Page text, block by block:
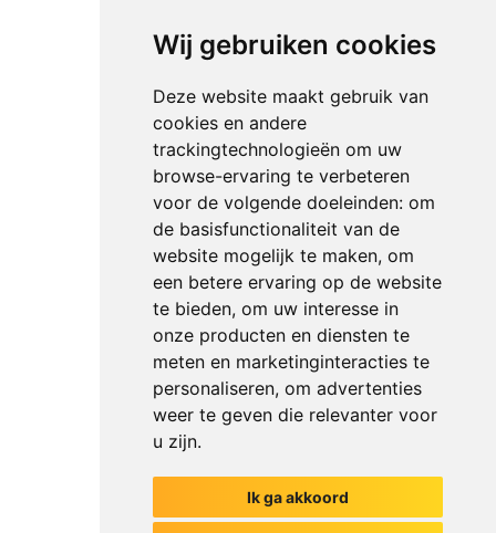
Wij gebruiken cookies
Deze website maakt gebruik van
cookies en andere
trackingtechnologieën om uw
browse-ervaring te verbeteren
voor de volgende doeleinden: om
de basisfunctionaliteit van de
website mogelijk te maken, om
een betere ervaring op de website
te bieden, om uw interesse in
onze producten en diensten te
meten en marketinginteracties te
personaliseren, om advertenties
weer te geven die relevanter voor
u zijn.
Ik ga akkoord
Het begin van jouw gesprek